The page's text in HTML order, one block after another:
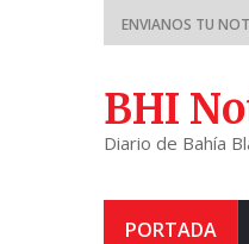
ENVIANOS TU
BHI
Diario de Bahía
PORTADA